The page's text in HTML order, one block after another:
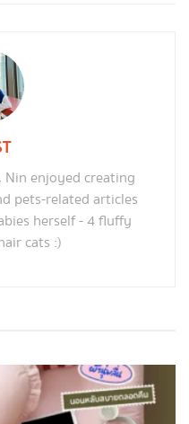
Nin enjoyed creating
pets-related articles
herself - 4 fluffy
cats :)